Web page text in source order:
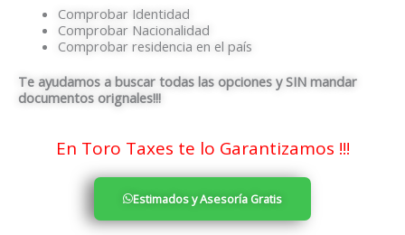
Comprobar Identidad
Comprobar Nacionalidad
Comprobar residencia en el país
Te ayudamos a buscar todas las opciones y SIN mandar
documentos orignales!!!
En Toro Taxes te lo Garantizamos !!!
Estimados y Asesoría Gratis